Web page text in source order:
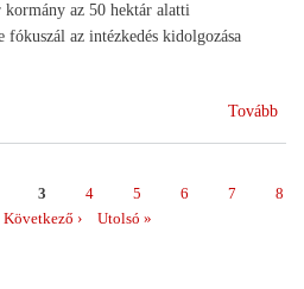
az 50 hektár alatti
fókuszál az intézkedés kidolgozása
Tovább
Page
3 Page
4 Page
5 Page
6 Page
7
8
Következő
Következő ›
Utolsó
Utolsó »